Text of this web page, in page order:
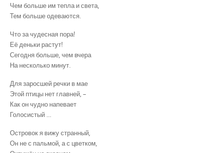
Чем больше им тепла и света,
Тем больше одеваются.
Что за чудесная пора!
Её деньки растут!
Сегодня больше, чем вчера
На несколько минут.
Для заросшей речки в мае
Этой птицы нет главней, –
Как он чудно напевает
Голосистый …
Островок я вижу странный,
Он не с пальмой, а с цветком,